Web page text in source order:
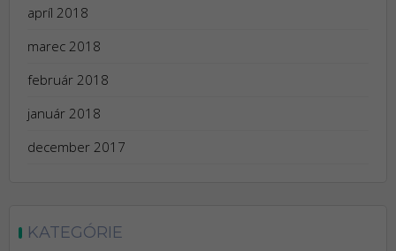
apríl 2018
marec 2018
február 2018
január 2018
december 2017
KATEGÓRIE